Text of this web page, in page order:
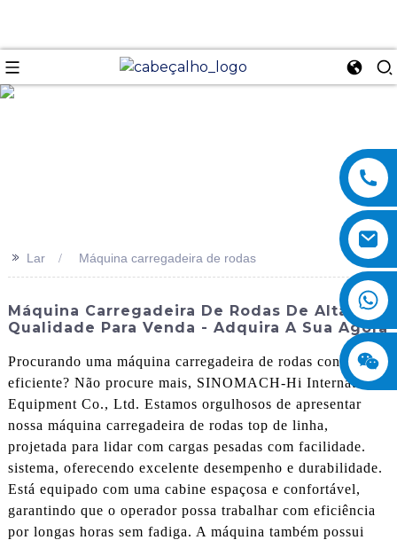
>> Lar Máquina carregadeira de rodas
Máquina Carregadeira De Rodas De Alta
Qualidade Para Venda - Adquira A Sua Agora
Procurando uma máquina carregadeira de rodas confiável e
eficiente? Não procure mais, SINOMACH-Hi International
Equipment Co., Ltd. Estamos orgulhosos de apresentar
nossa máquina carregadeira de rodas top de linha,
projetada para lidar com cargas pesadas com facilidade.
sistema, oferecendo excelente desempenho e durabilidade.
Está equipado com uma cabine espaçosa e confortável,
garantindo que o operador possa trabalhar com eficiência
por longas horas sem fadiga. A máquina também possui